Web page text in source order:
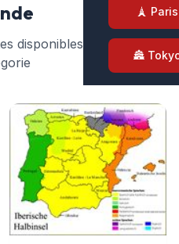
🗼 Paris
🏯
disponibles dans cette